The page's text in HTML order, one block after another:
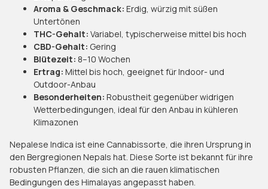
Aroma & Geschmack: Erdig, würzig mit süßen
Untertönen
THC-Gehalt: Variabel, typischerweise mittel bis hoch
CBD-Gehalt: Gering
Blütezeit: 8–10 Wochen
Ertrag: Mittel bis hoch, geeignet für Indoor- und
Outdoor-Anbau
Besonderheiten: Robustheit gegenüber widrigen
Wetterbedingungen, ideal für den Anbau in kühleren
Klimazonen
​Nepalese Indica ist eine Cannabissorte, die ihren Ursprung in
den Bergregionen Nepals hat. Diese Sorte ist bekannt für ihre
robusten Pflanzen, die sich an die rauen klimatischen
Bedingungen des Himalayas angepasst haben.